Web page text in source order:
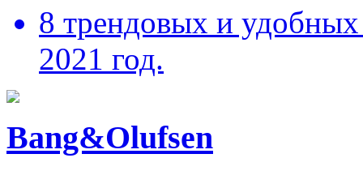
8 трендовых и удобных
2021 год.
Bang&Olufsen